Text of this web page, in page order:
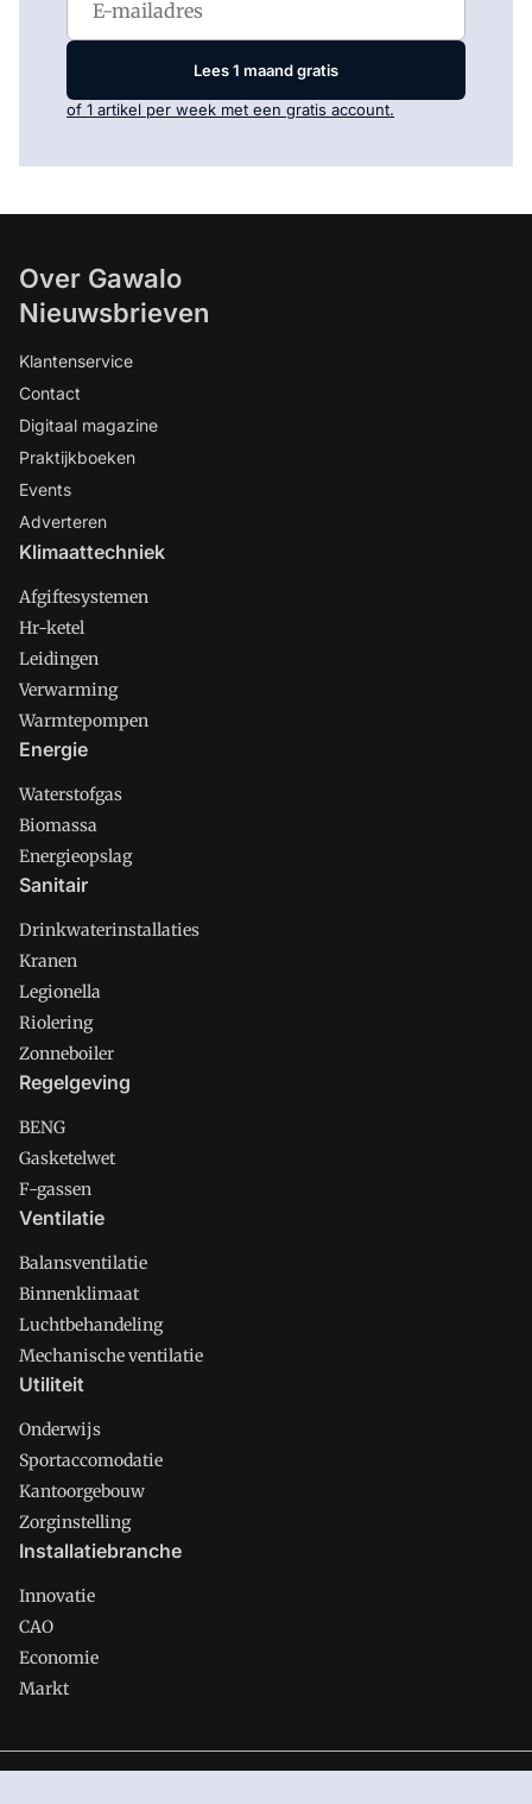
Lees 1 maand gratis
of 1 artikel per week met een gratis account.
Over Gawalo
Nieuwsbrieven
Klantenservice
Contact
Digitaal magazine
Praktijkboeken
Events
Adverteren
Klimaattechniek
Afgiftesystemen
Hr-ketel
Leidingen
Verwarming
Warmtepompen
Energie
Waterstofgas
Biomassa
Energieopslag
Sanitair
Drinkwaterinstallaties
Kranen
Legionella
Riolering
Zonneboiler
Regelgeving
BENG
Gasketelwet
F-gassen
Ventilatie
Balansventilatie
Binnenklimaat
Luchtbehandeling
Mechanische ventilatie
Utiliteit
Onderwijs
Sportaccomodatie
Kantoorgebouw
Zorginstelling
Installatiebranche
Innovatie
CAO
Economie
Markt